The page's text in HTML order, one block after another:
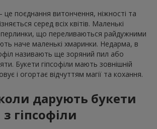
це поєднання витончення, ніжності та
серед всіх квітів. Маленькі
перлинки, що переливаються райдужними
наче маленькі хмаринки. Недарма, в
називають ще зоряний пил або
Букети гіпсофіли мають зовнішній
і огортає відчуттям магії та кохання.
дарують букети
з гіпсофіли